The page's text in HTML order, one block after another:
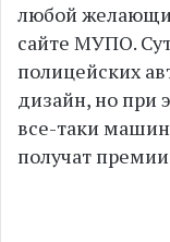
любой
сайте МУПО.
полицейских
дизайн, но при
все-таки
получат